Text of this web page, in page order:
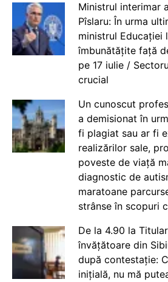
Ministrul interimar
Pîslaru: În urma
ministrul Educației
îmbunătățite față
pe 17 iulie /
crucial
Un cunoscut
a demisionat în
fi plagiat sau ar fi
realizărilor sale,
poveste de viață
diagnostic de
maratoane
strânse în scopuri
De la 4.90 la
învățătoare din
după contestație:
inițială, nu mă